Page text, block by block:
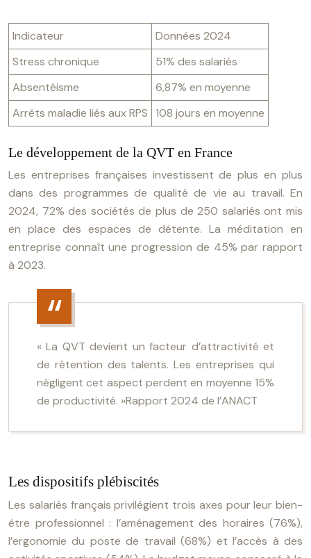
Indicateur
Données 2024
Stress chronique
51% des salariés
Absentéisme
6,87% en moyenne
Arrêts maladie liés aux RPS 108 jours en moyenne
Le développement de la QVT en France
Les entreprises françaises investissent de plus en plus
dans des programmes de qualité de vie au travail. En
2024, 72% des sociétés de plus de 250 salariés ont mis
en place des espaces de détente. La méditation en
entreprise connaît une progression de 45% par rapport
à 2023.
« La QVT devient un facteur d’attractivité et
de rétention des talents. Les entreprises qui
négligent cet aspect perdent en moyenne 15%
de productivité. »Rapport 2024 de l’ANACT
Les dispositifs plébiscités
Les salariés français privilégient trois axes pour leur bien-
être professionnel : l’aménagement des horaires (76%),
l’ergonomie du poste de travail (68%) et l’accès à des